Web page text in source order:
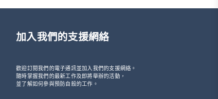
加入我們的支援網絡
歡迎訂閱我們的電子通訊並加入我們的支援網絡。
隨時掌握我們的最新工作及即將舉辦的活動，
並了解如何參與預防自殺的工作。